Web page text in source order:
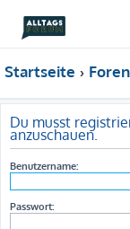
Startseite
Du musst
anzuschauen.
Benutzername:
Passwort: